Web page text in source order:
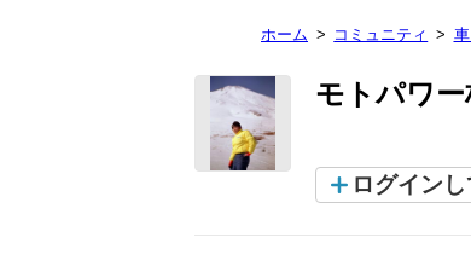
ホーム コミュニティ
モトパワ
ログイン